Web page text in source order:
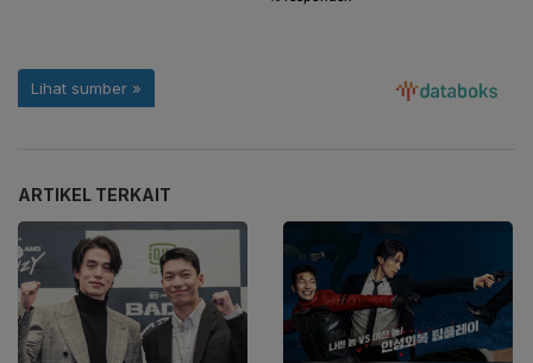
ARTIKEL TERKAIT